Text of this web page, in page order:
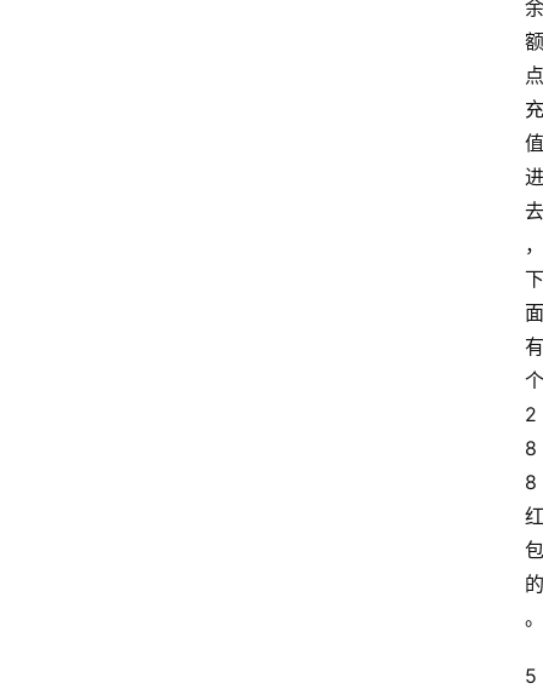
余
额
点
充
值
进
去
，
下
面
有
个
2
8
8
红
包
的
。
5